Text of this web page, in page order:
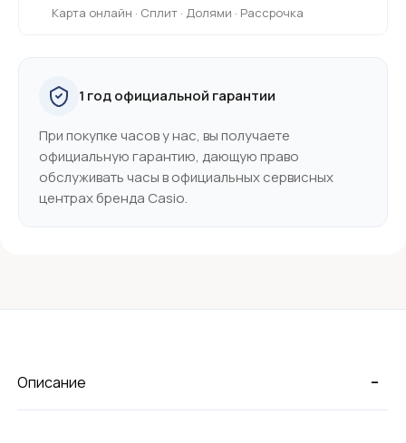
Карта онлайн · Сплит · Долями · Рассрочка
1 год официальной гарантии
При покупке часов у нас, вы получаете
официальную гарантию, дающую право
обслуживать часы в официальных сервисных
центрах бренда Casio.
-
Описание